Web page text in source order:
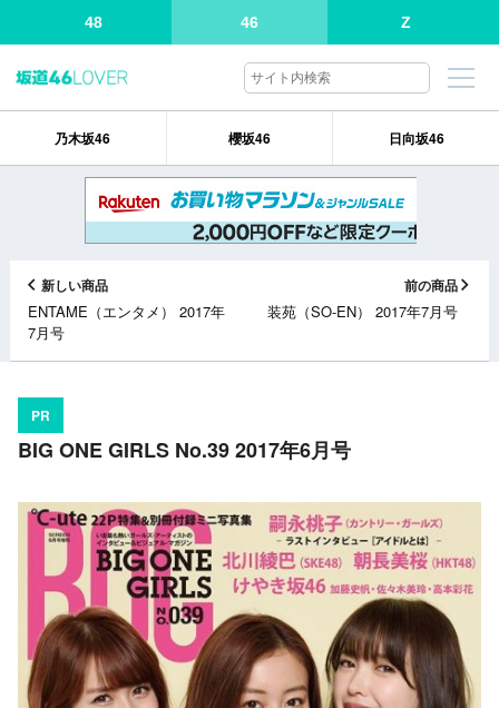
48 46 Z
乃木坂46 櫻坂46 日向坂46
新しい商品
ENTAME（エンタメ） 2017年
7月号
前の商品
装苑（SO-EN） 2017年7月号
PR
BIG ONE GIRLS No.39 2017年6月号